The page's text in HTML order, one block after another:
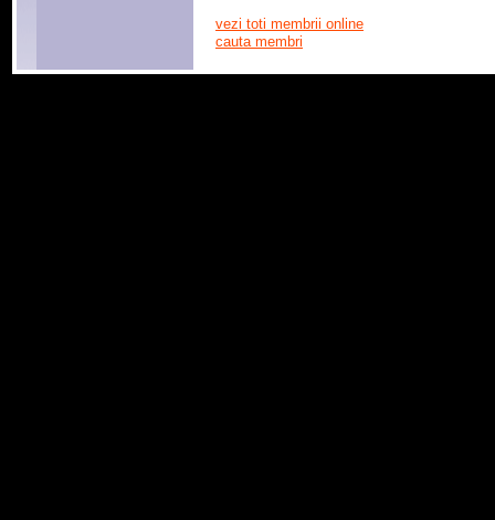
vezi toti membrii online
cauta membri